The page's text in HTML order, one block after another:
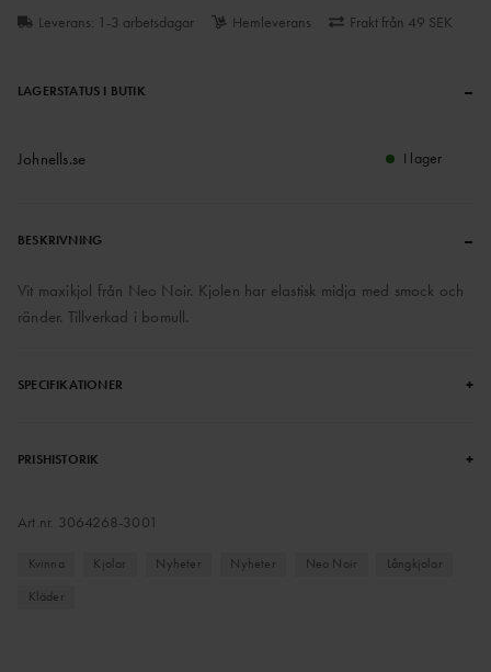
Leverans: 1-3 arbetsdagar Hemleverans Frakt från 49 SEK
LAGERSTATUS I BUTIK –
Johnells.se I lager
BESKRIVNING –
Vit maxikjol från Neo Noir. Kjolen har elastisk midja med smock och
ränder. Tillverkad i bomull.
SPECIFIKATIONER +
PRISHISTORIK +
Art.nr. 3064268-3001
Kvinna Kjolar Nyheter Nyheter Neo Noir
Långkjolar
Kläder